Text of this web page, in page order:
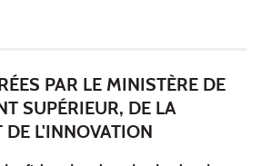
PAR LE MINISTÈRE DE
SUPÉRIEUR, DE LA
DE L'INNOVATION